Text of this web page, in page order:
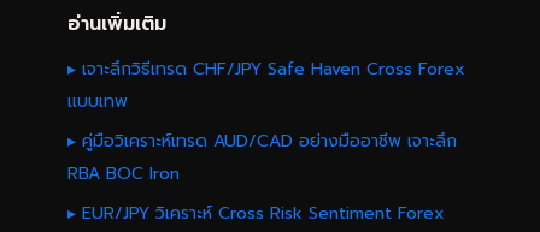
อ่านเพิ่มเติม
▸ เจาะลึกวิธีเทรด CHF/JPY Safe Haven Cross Forex
แบบเทพ
▸ คู่มือวิเคราะห์เทรด AUD/CAD อย่างมืออาชีพ เจาะลึก
RBA BOC Iron
▸ EUR/JPY วิเคราะห์ Cross Risk Sentiment Forex